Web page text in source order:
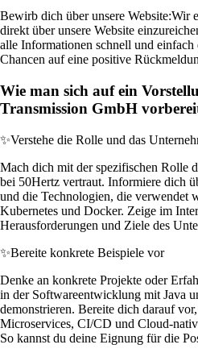
Bewirb dich über unsere Website:Wir
direkt über unsere Website
alle Informationen schnell und einfach
Chancen auf eine positive
Wie man sich auf ein
Transmission GmbH
✨Verstehe die Rolle und das
Mach dich mit der spezifischen Rolle
bei 50Hertz vertraut. Informiere dich
und die Technologien, die verwendet
Kubernetes und Docker. Zeige im
Herausforderungen und Ziele des
✨Bereite konkrete Beispiele vor
Denke an konkrete Projekte oder
in der Softwareentwicklung mit Java
demonstrieren. Bereite dich darauf
Microservices, CI/CD und Cloud-
So kannst du deine Eignung für die